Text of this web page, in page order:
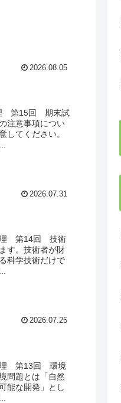
2026.08.05
理 第15回 期末試
注意事項につい
してください。
2026.07.31
理 第14回 技術
す。技術者が財
科学技術だけで
2026.07.25
理 第13回 環境
問題とは「自然
能な開発」とし